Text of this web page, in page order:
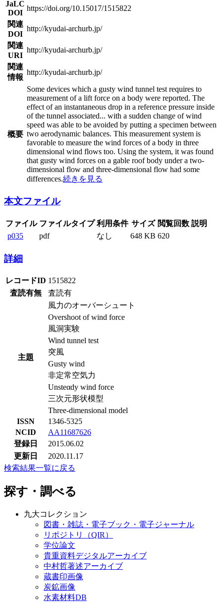
JaLC
DOI
https://doi.org/10.15017/1515822
関連
DOI
http://kyudai-archurb.jp/
関連
URI
http://kyudai-archurb.jp/
関連
情報
http://kyudai-archurb.jp/
概要
Some devices which a gusty wind tunnel test requires to
measurement of a lift force on a body were reported. The
effect of an instantaneous drop in a reference pressure inside
of the tunnel associated... with a sudden change of wind
speed was able to be avoided by putting a specimen between
two aerodynamic balances. This measurement system is
favorable to measure the wind forces of a body in three
dimensional wind flows too. Using the system, it was found
that gusty wind forces on a gable roof body under a two-
dimensional flow and three-dimensional flow had some
differences.続きを見る
本文ファイル
ファイル ファイルタイプ 利用条件 サイズ 閲覧回数 説明
p035
pdf なし 648 KB 620
詳細
レコードID 1515822
査読有無
査読有
主題
風力のオーバーシュート
Overshoot of wind force
風洞実験
Wind tunnel test
突風
Gusty wind
非定常空気力
Unsteαdy wind force
三次元形状模型
Three-dimensional model
ISSN
1346-5325
NCID
AA11687626
登録日
2015.06.02
更新日
2020.11.17
検索結果一覧に戻る
探す・調べる
九大コレクション
図書・雑誌・電子ブック・電子ジャーナル
リポジトリ（QIR）
学位論文
貴重資料デジタルアーカイブ
中村哲著述アーカイブ
蔵書印画像
炭鉱画像
水素材料DB